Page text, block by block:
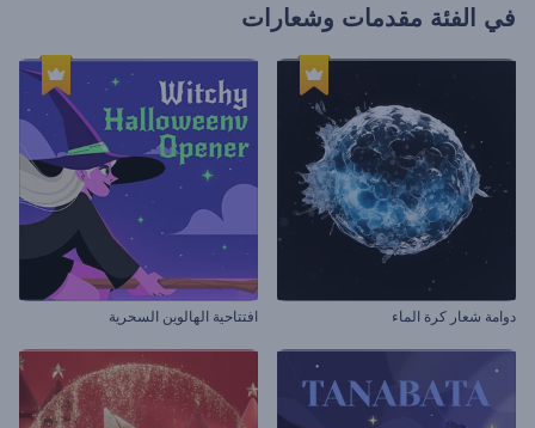
في الفئة مقدمات وشعارات
دوامة شعار كرة الماء افتتاحية الهالوين السحرية